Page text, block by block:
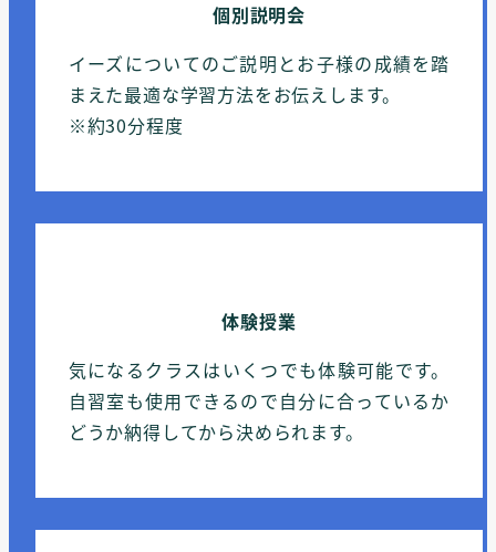
個別説明会
イーズについてのご説明とお子様の成績を踏
まえた最適な学習方法をお伝えします。
※約30分程度
体験授業
気になるクラスはいくつでも体験可能です。
自習室も使用できるので自分に合っているか
どうか納得してから決められます。